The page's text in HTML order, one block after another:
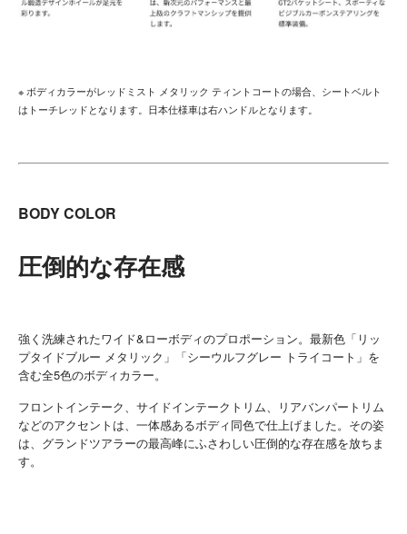
※ ボディカラーがレッドミスト メタリック ティントコートの場合、シートベルト
はトーチレッドとなります。日本仕様車は右ハンドルとなります。
BODY COLOR
圧倒的な存在感
強く洗練されたワイド&ローボディのプロポーション。最新色「リッ
プタイドブルー メタリック」「シーウルフグレー トライコート」を
含む全5色のボディカラー。
フロントインテーク、サイドインテークトリム、リアバンパートリム
などのアクセントは、一体感あるボディ同色で仕上げました。その姿
は、グランドツアラーの最高峰にふさわしい圧倒的な存在感を放ちま
す。